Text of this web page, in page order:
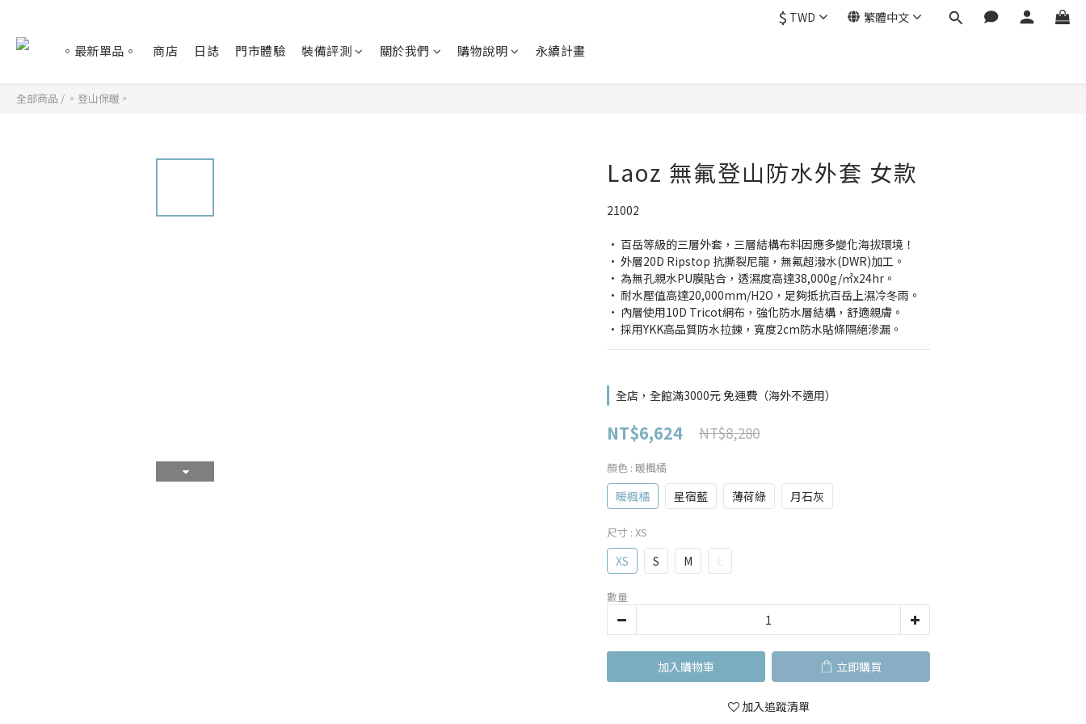
$ TWD 繁體中文
。最新單品。 商店 日誌 門市體驗 裝備評測 關於我們 購物說明 永續計畫
全部商品 / 。登山保暖。
Laoz 無氟登山防水外套 女款
21002
· 百岳等級的三層外套，三層結構布料因應多變化海拔環境！
· 外層20D Ripstop 抗撕裂尼龍，無氟超潑水(DWR)加工。
· 為無孔親水PU膜貼合，透濕度高達38,000g/㎡x24hr。
· 耐水壓值高達20,000mm/H2O，足夠抵抗百岳上濕冷冬雨。
· 內層使用10D Tricot網布，強化防水層結構，舒適親膚。
· 採用YKK高品質防水拉鍊，寬度2cm防水貼條隔絕滲漏。
全店，全館滿3000元 免運費（海外不適用）
NT$6,624 NT$8,280
顏色 : 暖楓橘
暖楓橘 星宿藍 薄荷綠 月石灰
尺寸 : XS
XS S M L
數量
加入購物車 立即購買
加入追蹤清單